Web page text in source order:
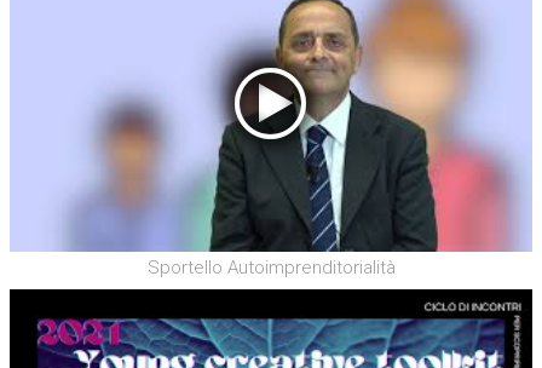
Sportello Autoimprenditorialità